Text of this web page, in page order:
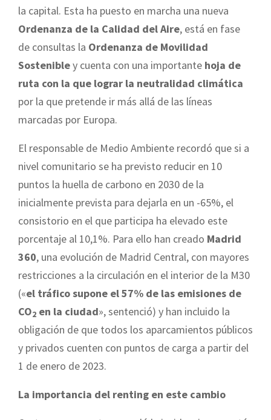
la capital. Esta ha puesto en marcha una nueva
Ordenanza de la Calidad del Aire, está en fase
de consultas la Ordenanza de Movilidad
Sostenibley cuenta con una importante hoja de
ruta con la que lograr la neutralidad climática
por la que pretende ir más allá de las líneas
marcadas por Europa.
El responsable de Medio Ambiente recordó que si a
nivel comunitario se ha previsto reducir en 10
puntos la huella de carbono en 2030 de la
inicialmente prevista para dejarla en un -65%, el
consistorio en el que participa ha elevado este
porcentaje al 10,1%. Para ello han creado Madrid
360, una evolución de Madrid Central, con mayores
restricciones a la circulación en el interior de la M30
(«el tráfico supone el 57% de las emisiones de
CO2 en la ciudad», sentenció) y han incluido la
obligación de que todos los aparcamientos públicos
y privados cuenten con puntos de carga a partir del
1 de enero de 2023.
La importancia del renting en este cambio